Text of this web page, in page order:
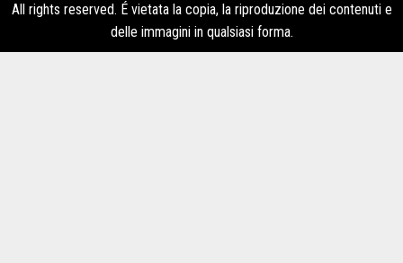
All rights reserved. É vietata la copia, la riproduzione dei contenuti e
delle immagini in qualsiasi forma.